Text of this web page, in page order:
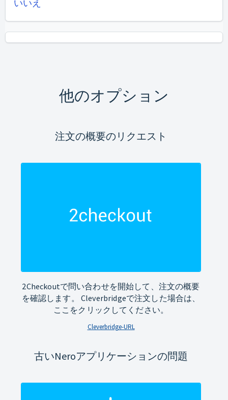
いいえ
他のオプション
注文の概要のリクエスト
2Checkoutで問い合わせを開始して、注文の概要
を確認します。 Cleverbridgeで注文した場合は、
ここをクリックしてください。
Cleverbridge-URL
古いNeroアプリケーションの問題